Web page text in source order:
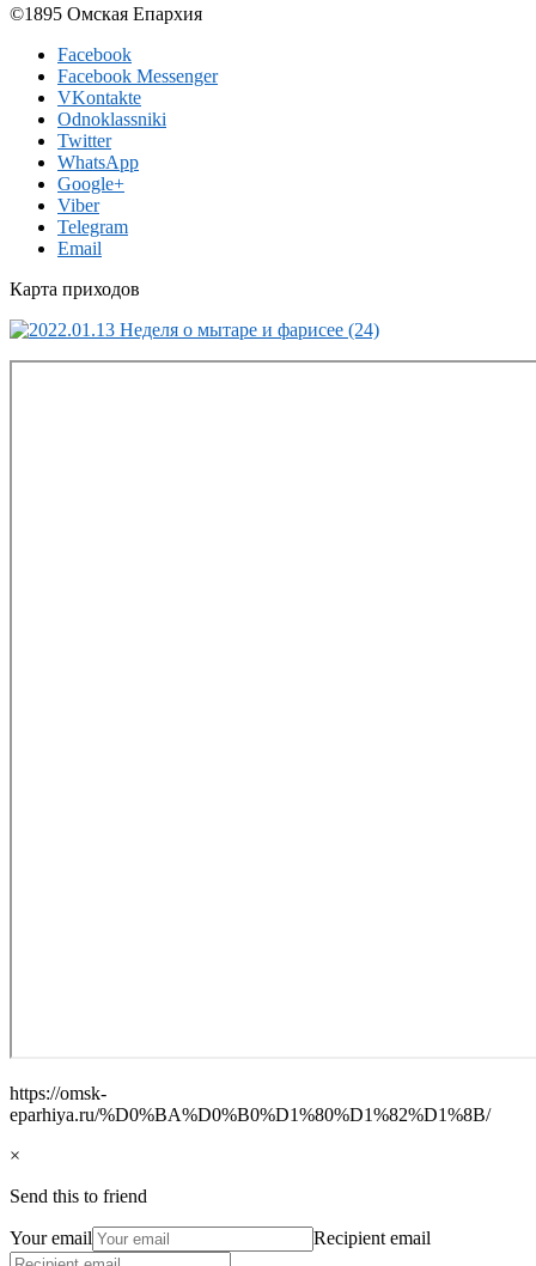
©1895 Омская Епархия
Facebook
Facebook Messenger
VKontakte
Odnoklassniki
Twitter
WhatsApp
Google+
Viber
Telegram
Email
Карта приходов
https://omsk-
eparhiya.ru/%D0%BA%D0%B0%D1%80%D1%82%D1%8B/
×
Send this to friend
Your email Recipient email